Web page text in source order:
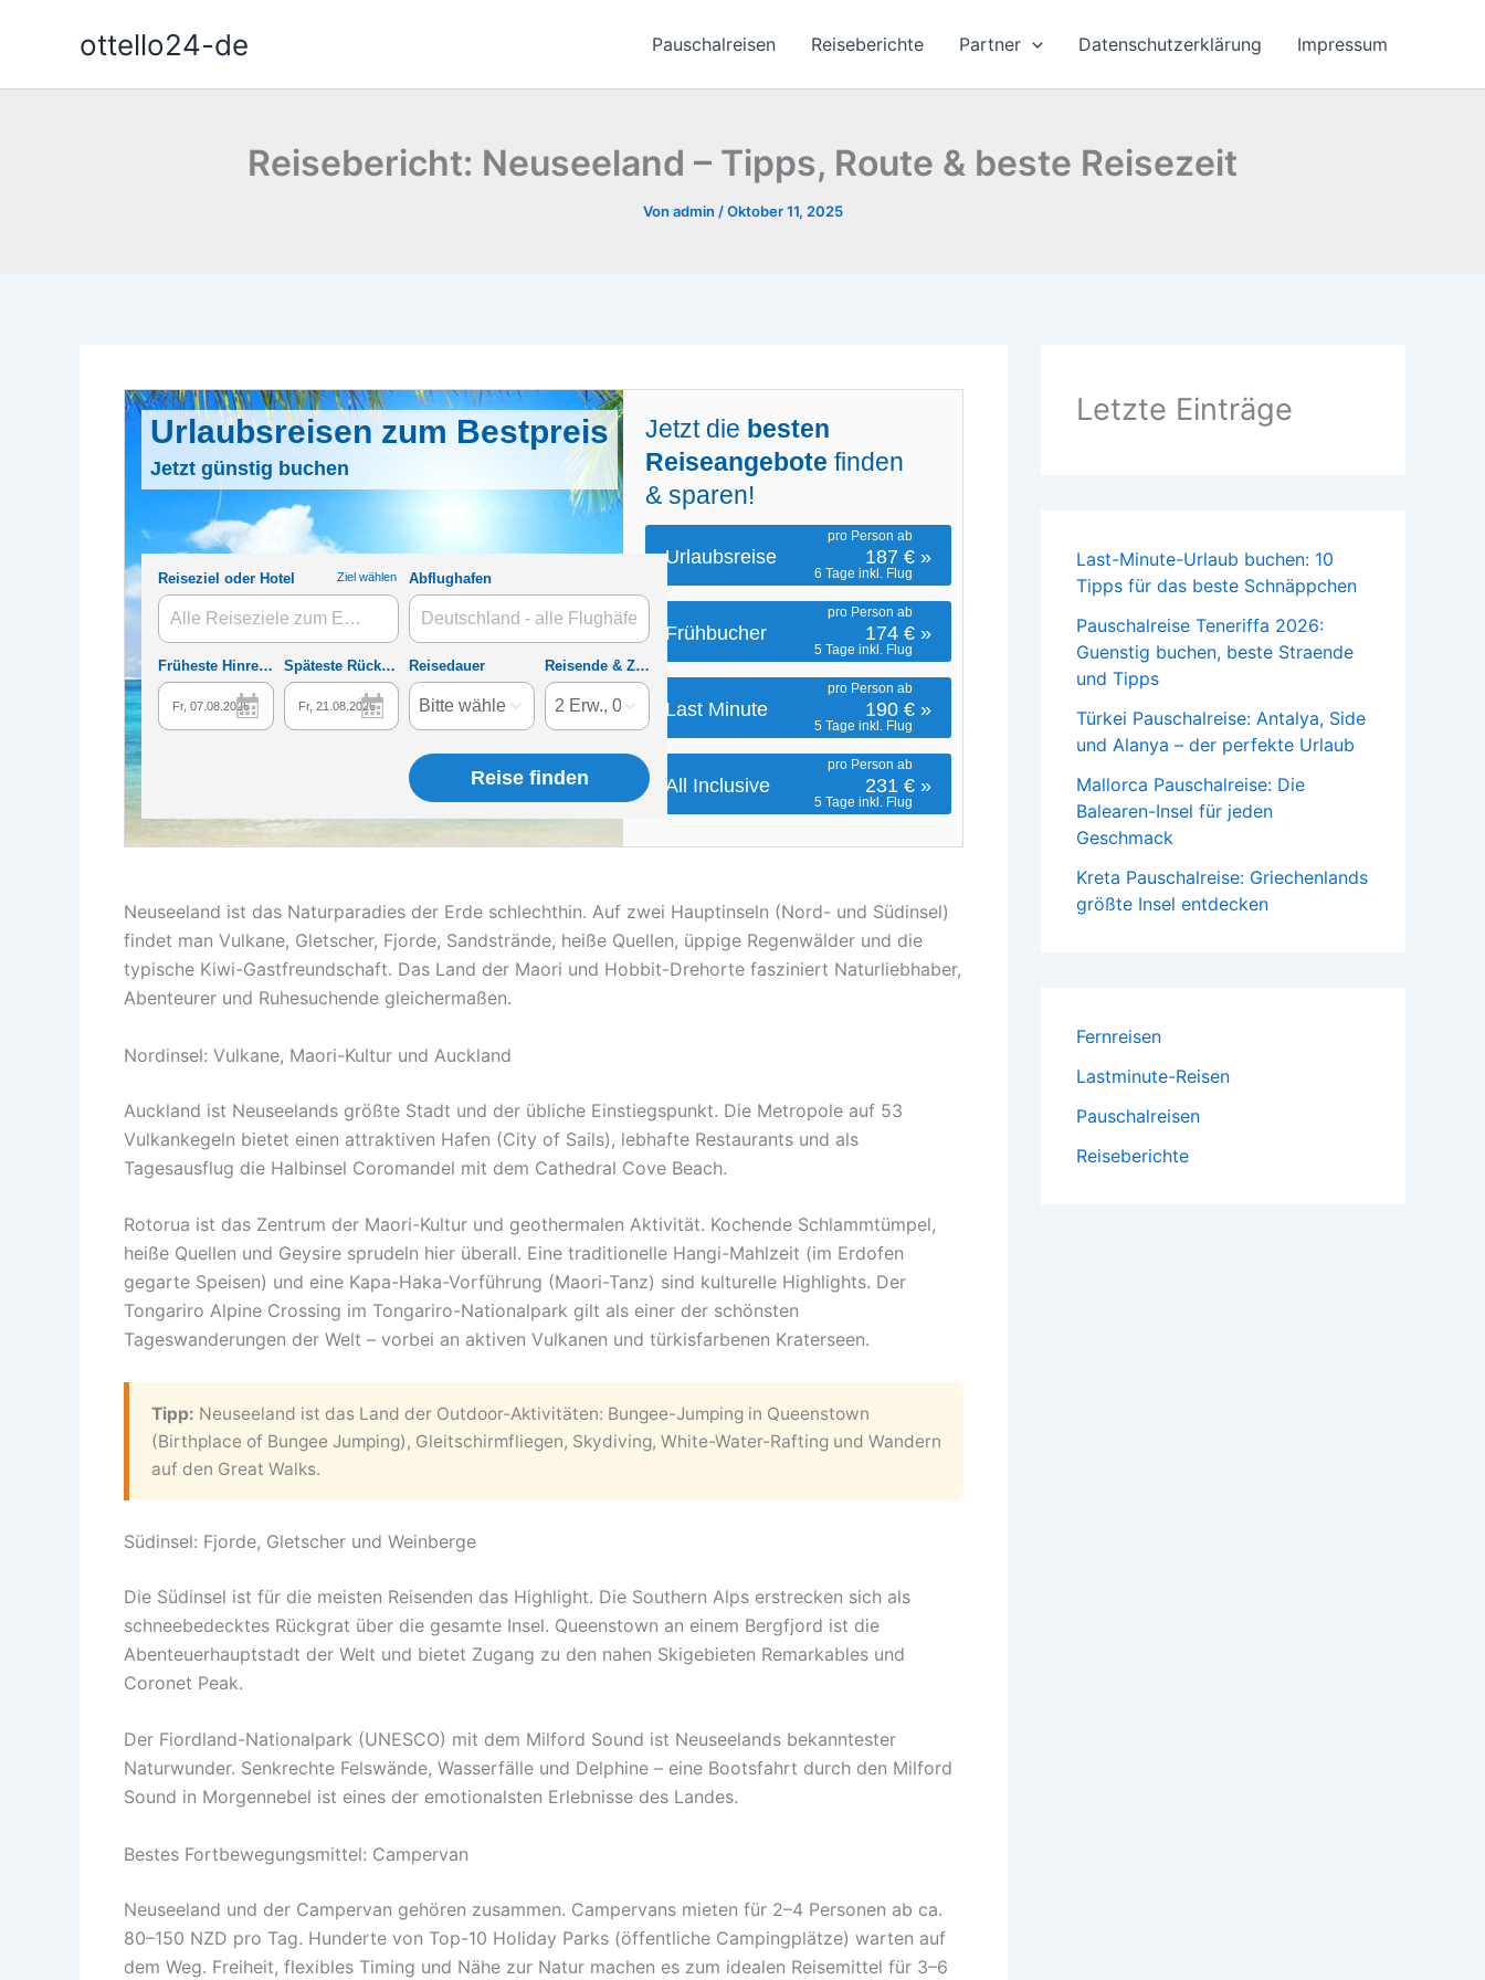
ottello24-de Pauschalreisen Reiseberichte Partner Datenschutzerklärung Impressum
Reisebericht: Neuseeland – Tipps, Route & beste Reisezeit
Von admin /Oktober 11, 2025
Neuseeland ist das Naturparadies der Erde schlechthin. Auf zwei Hauptinseln (Nord- und Südinsel)
findet man Vulkane, Gletscher, Fjorde, Sandstrände, heiße Quellen, üppige Regenwälder und die
typische Kiwi-Gastfreundschaft. Das Land der Maori und Hobbit-Drehorte fasziniert Naturliebhaber,
Abenteurer und Ruhesuchende gleichermaßen.
Nordinsel: Vulkane, Maori-Kultur und Auckland
Auckland ist Neuseelands größte Stadt und der übliche Einstiegspunkt. Die Metropole auf 53
Vulkankegeln bietet einen attraktiven Hafen (City of Sails), lebhafte Restaurants und als
Tagesausflug die Halbinsel Coromandel mit dem Cathedral Cove Beach.
Rotorua ist das Zentrum der Maori-Kultur und geothermalen Aktivität. Kochende Schlammtümpel,
heiße Quellen und Geysire sprudeln hier überall. Eine traditionelle Hangi-Mahlzeit (im Erdofen
gegarte Speisen) und eine Kapa-Haka-Vorführung (Maori-Tanz) sind kulturelle Highlights. Der
Tongariro Alpine Crossing im Tongariro-Nationalpark gilt als einer der schönsten
Tageswanderungen der Welt – vorbei an aktiven Vulkanen und türkisfarbenen Kraterseen.
Tipp: Neuseeland ist das Land der Outdoor-Aktivitäten: Bungee-Jumping in Queenstown
(Birthplace of Bungee Jumping), Gleitschirmfliegen, Skydiving, White-Water-Rafting und Wandern
auf den Great Walks.
Südinsel: Fjorde, Gletscher und Weinberge
Die Südinsel ist für die meisten Reisenden das Highlight. Die Southern Alps erstrecken sich als
schneebedecktes Rückgrat über die gesamte Insel. Queenstown an einem Bergfjord ist die
Abenteuerhauptstadt der Welt und bietet Zugang zu den nahen Skigebieten Remarkables und
Coronet Peak.
Der Fiordland-Nationalpark (UNESCO) mit dem Milford Sound ist Neuseelands bekanntester
Naturwunder. Senkrechte Felswände, Wasserfälle und Delphine – eine Bootsfahrt durch den Milford
Sound in Morgennebel ist eines der emotionalsten Erlebnisse des Landes.
Bestes Fortbewegungsmittel: Campervan
Neuseeland und der Campervan gehören zusammen. Campervans mieten für 2–4 Personen ab ca.
80–150 NZD pro Tag. Hunderte von Top-10 Holiday Parks (öffentliche Campingplätze) warten auf
dem Weg. Freiheit, flexibles Timing und Nähe zur Natur machen es zum idealen Reisemittel für 3–6
Letzte Einträge
Last-Minute-Urlaub buchen: 10
Tipps für das beste Schnäppchen
Pauschalreise Teneriffa 2026:
Guenstig buchen, beste Straende
und Tipps
Türkei Pauschalreise: Antalya, Side
und Alanya – der perfekte Urlaub
Mallorca Pauschalreise: Die
Balearen-Insel für jeden
Geschmack
Kreta Pauschalreise: Griechenlands
größte Insel entdecken
Fernreisen
Lastminute-Reisen
Pauschalreisen
Reiseberichte